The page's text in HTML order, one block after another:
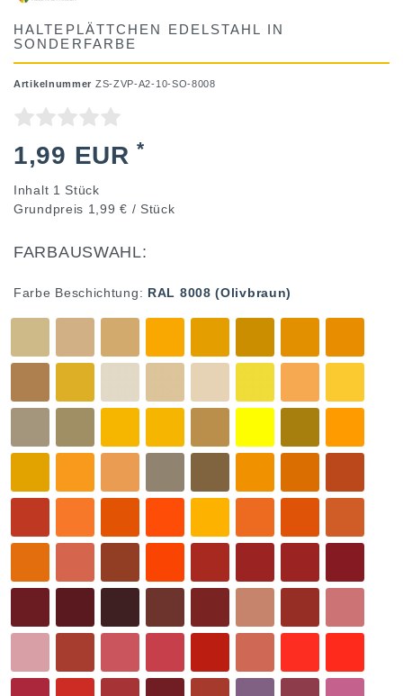
HALTEPLÄTTCHEN EDELSTAHL IN
SONDERFARBE
Artikelnummer ZS-ZVP-A2-10-SO-8008
1,99 EUR*
Inhalt 1 Stück
Grundpreis 1,99 € / Stück
FARBAUSWAHL:
Farbe Beschichtung: RAL 8008 (Olivbraun)